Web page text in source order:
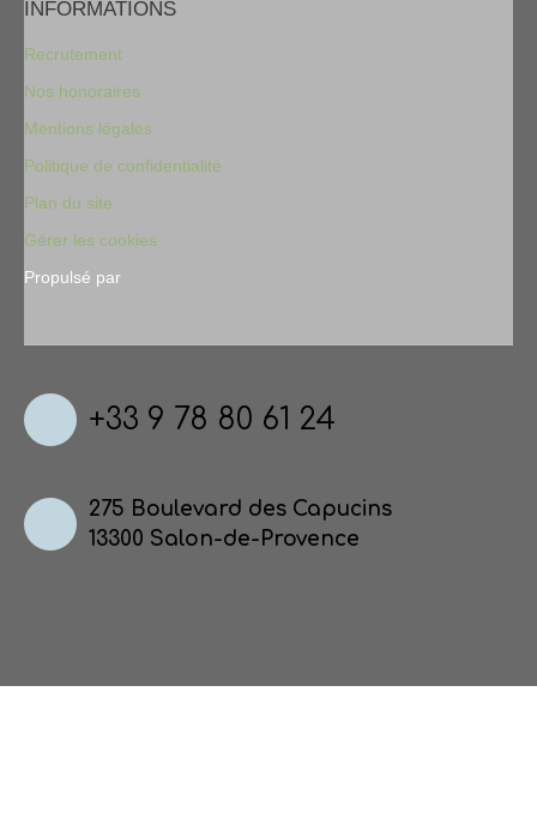
INFORMATIONS
Recrutement
Nos honoraires
Mentions légales
Politique de confidentialité
Plan du site
Gérer les cookies
Propulsé par
+33 9 78 80 61 24
275 Boulevard des Capucins
13300 Salon-de-Provence